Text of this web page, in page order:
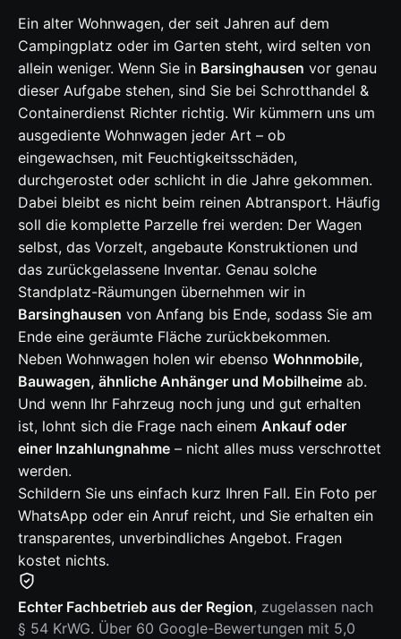
Ein alter Wohnwagen, der seit Jahren auf dem
Campingplatz oder im Garten steht, wird selten von
allein weniger. Wenn Sie in Barsinghausen vor genau
dieser Aufgabe stehen, sind Sie bei Schrotthandel &
Containerdienst Richter richtig. Wir kümmern uns um
ausgediente Wohnwagen jeder Art – ob
eingewachsen, mit Feuchtigkeitsschäden,
durchgerostet oder schlicht in die Jahre gekommen.
Dabei bleibt es nicht beim reinen Abtransport. Häufig
soll die komplette Parzelle frei werden: Der Wagen
selbst, das Vorzelt, angebaute Konstruktionen und
das zurückgelassene Inventar. Genau solche
Standplatz-Räumungen übernehmen wir in
Barsinghausen von Anfang bis Ende, sodass Sie am
Ende eine geräumte Fläche zurückbekommen.
Neben Wohnwagen holen wir ebenso Wohnmobile,
Bauwagen, ähnliche Anhänger und Mobilheime ab.
Und wenn Ihr Fahrzeug noch jung und gut erhalten
ist, lohnt sich die Frage nach einem Ankauf oder
einer Inzahlungnahme – nicht alles muss verschrottet
werden.
Schildern Sie uns einfach kurz Ihren Fall. Ein Foto per
WhatsApp oder ein Anruf reicht, und Sie erhalten ein
transparentes, unverbindliches Angebot. Fragen
kostet nichts.
Echter Fachbetrieb aus der Region, zugelassen nach
§ 54 KrWG. Über 60 Google-Bewertungen mit 5,0